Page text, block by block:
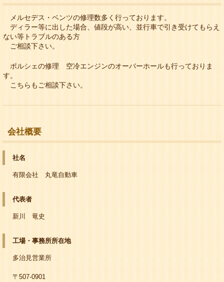
メルセデス・ベンツの修理数多く行っております。
ディラー等に出した場合、値段が高い、並行車で引き受けてもらえ
ない等トラブルのある方
ご相談下さい。
ポルシェの修理 空冷エンジンのオーバーホールも行っておりま
す。
こちらもご相談下さい。
会社概要
社名
有限会社 丸竜自動車
代表者
新川 竜史
工場・事務所所在地
多治見営業所
〒507-0901